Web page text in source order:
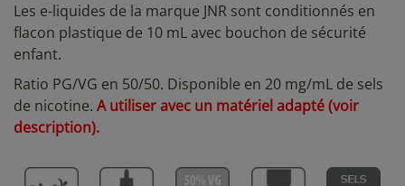
Les e-liquides de la marque JNR sont conditionnés en
flacon plastique de 10 mL avec bouchon de sécurité
enfant.
Ratio PG/VG en 50/50. Disponible en 20 mg/mL de sels
de nicotine. A utiliser avec un matériel adapté (voir
description).